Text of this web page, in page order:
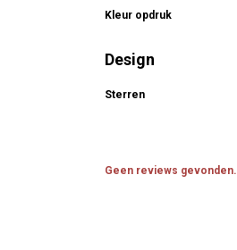
Kleur opdruk
Design
Sterren
Geen reviews gevonden.